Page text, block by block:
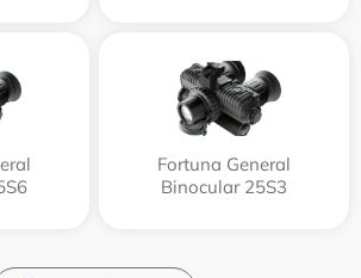
Fortuna General
Binocular 25S3